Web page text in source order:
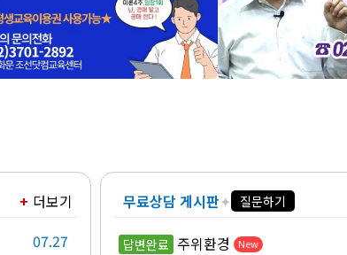
더보기
07.27
무료상담 게시판✦ 질문하기
답변완료 주위환경 New